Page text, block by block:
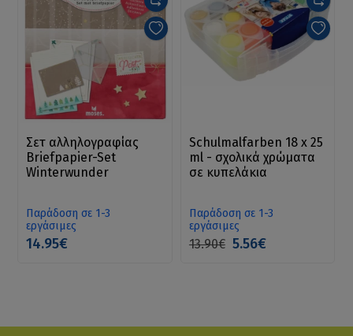
Σετ αλληλογραφίας
Briefpapier-Set
Winterwunder
Παράδοση σε 1-3
εργάσιμες
14.95€
Schulmalfarben 18 x 25
ml - σχολικά χρώματα
σε κυπελάκια
Παράδοση σε 1-3
εργάσιμες
13.90€ 5.56€